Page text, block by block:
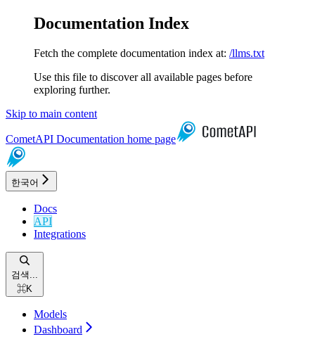
Documentation Index
Fetch the complete documentation index at: /llms.txt
Use this file to discover all available pages before
exploring further.
Skip to main content
CometAPI Documentation home page
한국어
Docs
API
Integrations
검색...
⌘K
Models
Dashboard